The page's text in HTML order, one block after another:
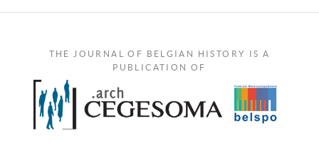
THE JOURNAL OF BELGIAN HISTORY IS A
PUBLICATION OF